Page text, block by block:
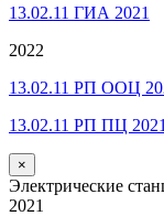
13.02.11 ГИА 2021
2022
13.02.11 РП ООЦ
13.02.11 РП ПЦ 2021
×
Электрические
2021